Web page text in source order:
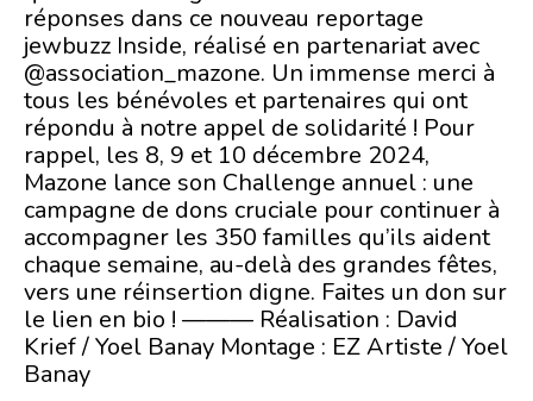
réponses dans ce nouveau reportage
jewbuzz Inside, réalisé en partenariat avec
@association_mazone. Un immense merci à
tous les bénévoles et partenaires qui ont
répondu à notre appel de solidarité ! Pour
rappel, les 8, 9 et 10 décembre 2024,
Mazone lance son Challenge annuel : une
campagne de dons cruciale pour continuer à
accompagner les 350 familles qu’ils aident
chaque semaine, au-delà des grandes fêtes,
vers une réinsertion digne. Faites un don sur
le lien en bio ! ——— Réalisation : David
Krief / Yoel Banay Montage : EZ Artiste / Yoel
Banay